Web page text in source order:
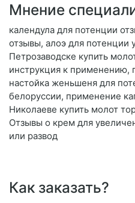
Мнение
календула для потенции
отзывы, алоэ для потенции
Петрозаводске купить
инструкция к применению,
настойка женьшеня для
белоруссии, применение
Николаеве купить молот
Отзывы о крем для
или развод
Как заказать?